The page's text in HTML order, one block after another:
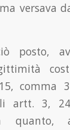
versava
posto,
comma
artt. 3,